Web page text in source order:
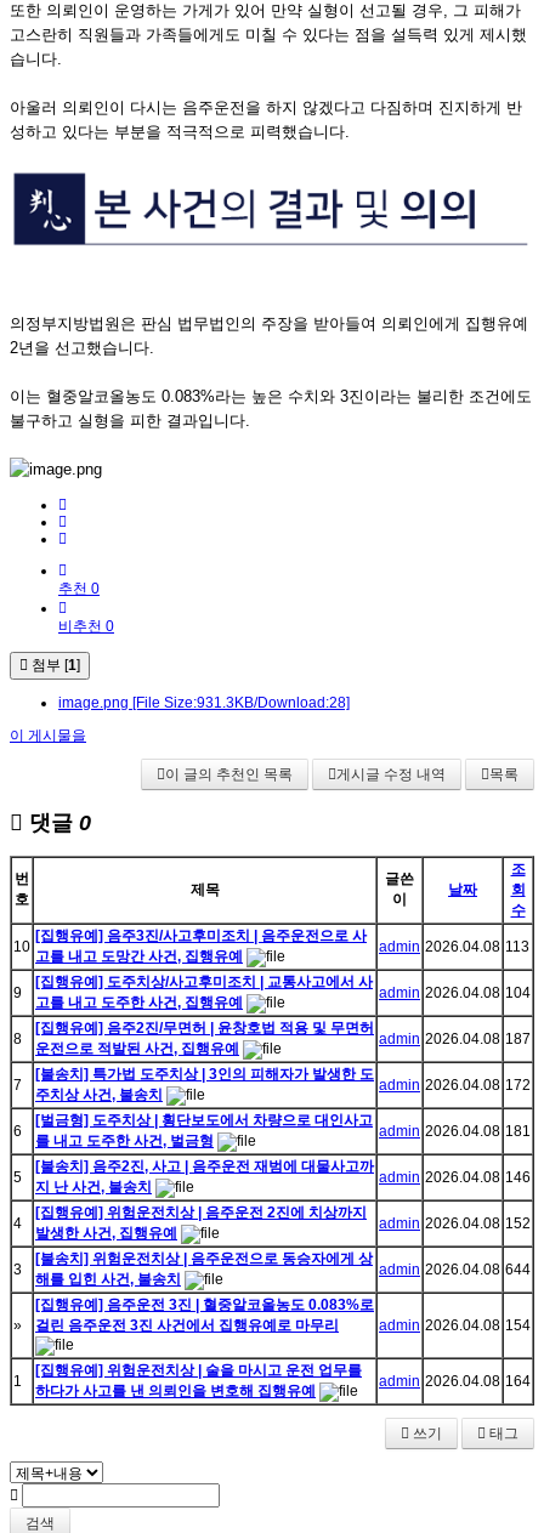
또한 의뢰인이 운영하는 가게가 있어 만약 실형이 선고될 경우, 그 피해가
고스란히 직원들과 가족들에게도 미칠 수 있다는 점을 설득력 있게 제시했
습니다.
아울러 의뢰인이 다시는 음주운전을 하지 않겠다고 다짐하며 진지하게 반
성하고 있다는 부분을 적극적으로 피력했습니다.
의정부지방법원은 판심 법무법인의 주장을 받아들여 의뢰인에게 집행유예
2년을 선고했습니다.
이는 혈중알코올농도 0.083%라는 높은 수치와 3진이라는 불리한 조건에도
불구하고 실형을 피한 결과입니다.
추천 0
비추천 0
첨부 [1]
image.png [File Size:931.3KB/Download:28]
이 게시물을
이 글의 추천인 목록 게시글 수정 내역 목록
댓글 0
번
호
제목
글쓴
이
날짜
조
회
수
10
[집행유예] 음주3진/사고후미조치 | 음주운전으로 사
고를 내고 도망간 사건, 집행유예
admin 2026.04.08 113
9
[집행유예] 도주치상/사고후미조치 | 교통사고에서 사
고를 내고 도주한 사건, 집행유예
admin 2026.04.08 104
8
[집행유예] 음주2진/무면허 | 윤창호법 적용 및 무면허
운전으로 적발된 사건, 집행유예
admin 2026.04.08 187
7
[불송치] 특가법 도주치상 | 3인의 피해자가 발생한 도
주치상 사건, 불송치
admin 2026.04.08 172
6
[벌금형] 도주치상 | 횡단보도에서 차량으로 대인사고
를 내고 도주한 사건, 벌금형
admin 2026.04.08 181
5
[불송치] 음주2진, 사고 | 음주운전 재범에 대물사고까
지 난 사건, 불송치
admin 2026.04.08 146
4
[집행유예] 위험운전치상 | 음주운전 2진에 치상까지
발생한 사건, 집행유예
admin 2026.04.08 152
3
[불송치] 위험운전치상 | 음주운전으로 동승자에게 상
해를 입힌 사건, 불송치
admin 2026.04.08 644
»
[집행유예] 음주운전 3진 | 혈중알코올농도 0.083%로
걸린 음주운전 3진 사건에서 집행유예로 마무리
admin 2026.04.08 154
1
[집행유예] 위험운전치상 | 술을 마시고 운전 업무를
하다가 사고를 낸 의뢰인을 변호해 집행유예
admin 2026.04.08 164
쓰기 태그
검색